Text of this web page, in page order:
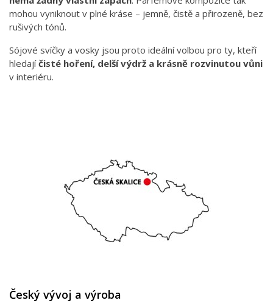
mohou vyniknout v plné kráse – jemně, čistě a přirozeně, bez
rušivých tónů.
Sójové svíčky a vosky jsou proto ideální volbou pro ty, kteří
hledajíčisté hoření, delší výdrž a krásně rozvinutou vůni
v interiéru.
Český vývoj a výroba